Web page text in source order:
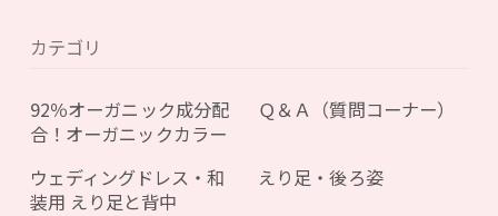
カテゴリ
92％オーガニック成分配
合！オーガニックカラー
Ｑ＆Ａ（質問コーナー）
ウェディングドレス・和
装用 えり足と背中
えり足・後ろ姿